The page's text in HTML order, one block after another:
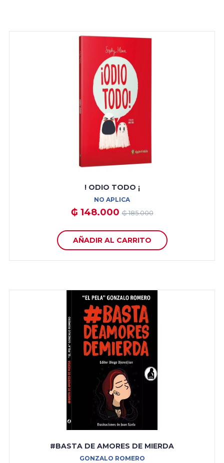
! ODIO TODO ¡
NO APLICA
₲ 148.000₲ 185.000
AÑADIR AL CARRITO
#BASTA DE AMORES DE MIERDA
GONZALO ROMERO